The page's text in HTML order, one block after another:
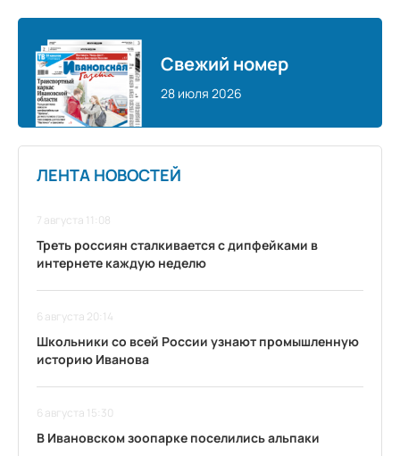
Свежий номер
28 июля 2026
ЛЕНТА НОВОСТЕЙ
7 августа 11:08
Треть россиян сталкивается с дипфейками в
интернете каждую неделю
6 августа 20:14
Школьники со всей России узнают промышленную
историю Иванова
6 августа 15:30
В Ивановском зоопарке поселились альпаки